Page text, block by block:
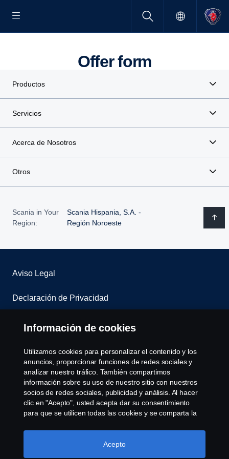
Offer form
Productos
Servicios
Acerca de Nosotros
Otros
Scania in Your
Region:
Scania Hispania, S.A. -
Región Noroeste
Aviso Legal
Declaración de Privacidad
Contacta con nosotros
Whistleblowing
Política de cookies
Cookie settings
Información de cookies
Utilizamos cookies para personalizar el contenido y los
anuncios, proporcionar funciones de redes sociales y
analizar nuestro tráfico. También compartimos
información sobre su uso de nuestro sitio con nuestros
socios de redes sociales, publicidad y análisis. Al hacer
clic en "Acepto", usted acepta dar su consentimiento
para que se utilicen todas las cookies y se comparta la
haciendo clic en "Configuración de cookies" y
seleccionando las categorías que desea aceptar. Para
Acepto